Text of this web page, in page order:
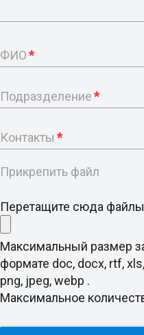
ФИО*
Подразделение*
Контакты *
Прикрепить файл
Перетащите сюда
Максимальный размер
формате doc, docx, rtf,
png, jpeg, webp .
Максимальное